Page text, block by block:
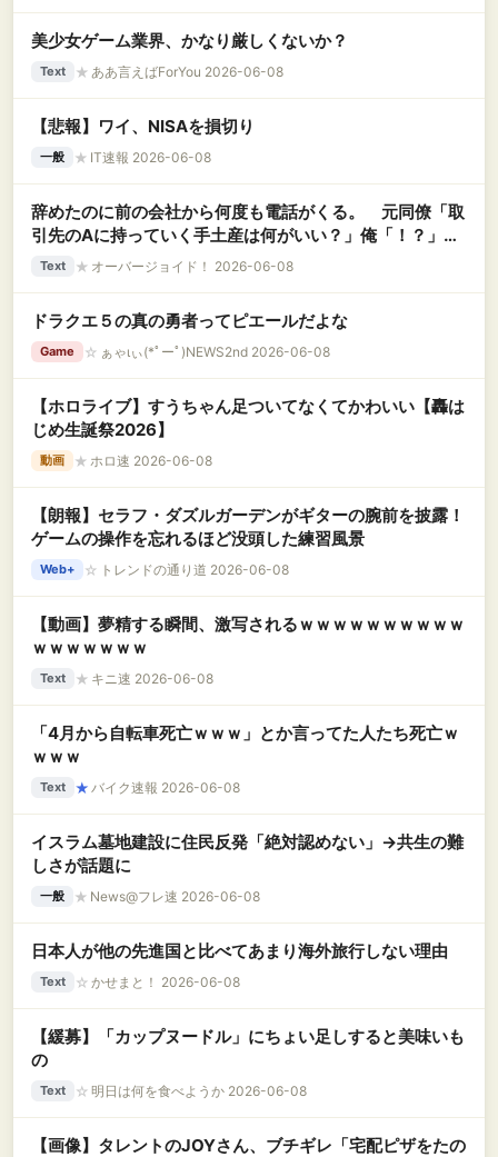
美少女ゲーム業界、かなり厳しくないか？
Text ★ ああ言えばForYou 2026-06-08
【悲報】ワイ、NISAを損切り
一般 ★ IT速報 2026-06-08
辞めたのに前の会社から何度も電話がくる。 元同僚「取
引先のAに持っていく手土産は何がいい？」俺「！？」元
同僚「 B社に行くときは車をどこに駐めるの？」俺
Text ★ オーバージョイド！ 2026-06-08
ドラクエ５の真の勇者ってピエールだよな
Game ☆ ぁゃιぃ(*ﾟーﾟ)NEWS2nd 2026-06-08
【ホロライブ】すうちゃん足ついてなくてかわいい【轟は
じめ生誕祭2026】
動画 ★ ホロ速 2026-06-08
【朗報】セラフ・ダズルガーデンがギターの腕前を披露！
ゲームの操作を忘れるほど没頭した練習風景
Web+ ☆ トレンドの通り道 2026-06-08
【動画】夢精する瞬間、激写されるｗｗｗｗｗｗｗｗｗｗ
ｗｗｗｗｗｗｗ
Text ★ キニ速 2026-06-08
「4月から自転車死亡ｗｗｗ」とか言ってた人たち死亡ｗ
ｗｗｗ
Text ★ バイク速報 2026-06-08
イスラム墓地建設に住民反発「絶対認めない」→共生の難
しさが話題に
一般 ★ News@フレ速 2026-06-08
日本人が他の先進国と比べてあまり海外旅行しない理由
Text ☆ かせまと！ 2026-06-08
【緩募】「カップヌードル」にちょい足しすると美味いも
の
Text ☆ 明日は何を食べようか 2026-06-08
【画像】タレントのJOYさん、ブチギレ「宅配ピザをたの